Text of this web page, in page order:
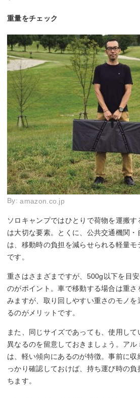
重量をチェック
By:amazon.co.jp
ソロキャンプではひとりで荷物を運搬す
は大切な要素。とくに、公共交通機関
は、移動時の負担を減らせられる軽量
です。
重さはさまざまですが、500g以下を目
のがポイント。車で移動する場合は重
みますが、取り回しやすい重さのモノ
るのがメリットです。
また、同じサイズであっても、使用し
異なるのを留意しておきましょう。ア
は、軽い傾向にあるのが特徴。事前に収
っかり確認しておけば、持ち運び時の
ちます。